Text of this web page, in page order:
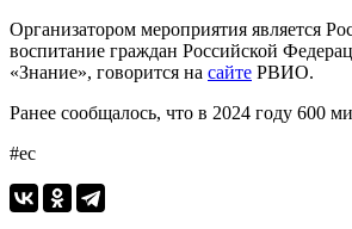
Организатором мероприятия является
воспитание граждан Российской
«Знание», говорится на сайте РВИО.
Ранее сообщалось, что в 2024 году 600
#ес